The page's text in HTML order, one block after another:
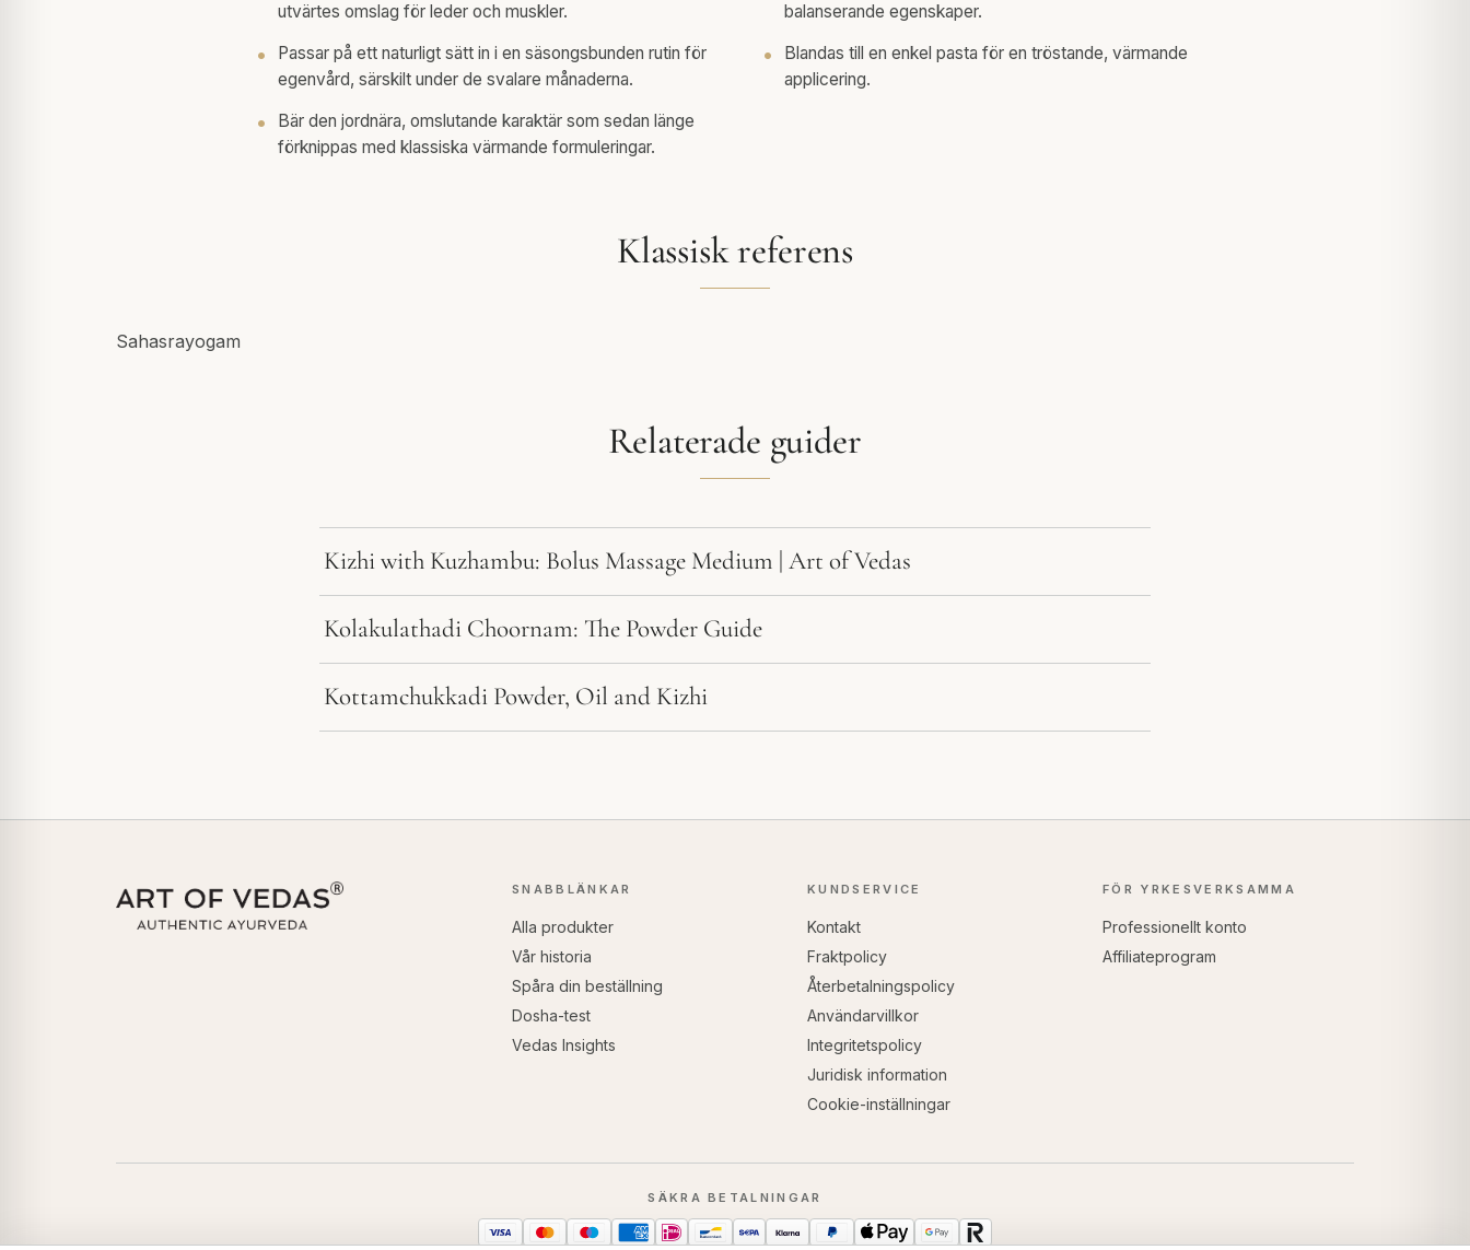
utvärtes omslag för leder och muskler.
balanserande egenskaper.
Passar på ett naturligt sätt in i en säsongsbunden rutin för
egenvård, särskilt under de svalare månaderna.
Blandas till en enkel pasta för en tröstande, värmande
applicering.
Bär den jordnära, omslutande karaktär som sedan länge
förknippas med klassiska värmande formuleringar.
Klassisk referens
Sahasrayogam
Relaterade guider
Kizhi with Kuzhambu: Bolus Massage Medium | Art of Vedas
Kolakulathadi Choornam: The Powder Guide
Kottamchukkadi Powder, Oil and Kizhi
SNABBLÄNKAR
Alla produkter
Vår historia
Spåra din beställning
Dosha-test
Vedas Insights
KUNDSERVICE
Kontakt
Fraktpolicy
Återbetalningspolicy
Användarvillkor
Integritetspolicy
Juridisk information
Cookie-inställningar
FÖR YRKESVERKSAMMA
Professionellt konto
Affiliateprogram
SÄKRA BETALNINGAR